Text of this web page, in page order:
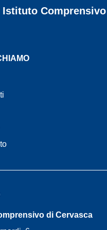
Istituto
di Cervasca